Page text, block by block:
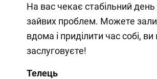
На вас чекає стабільний день
зайвих проблем. Можете
вдома і приділити час собі, ви
заслуговуєте!
Телець